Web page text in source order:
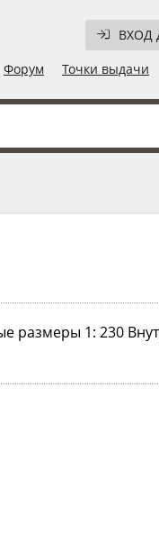
ВХОД
Форум
Точки выдачи
размеры 1: 230